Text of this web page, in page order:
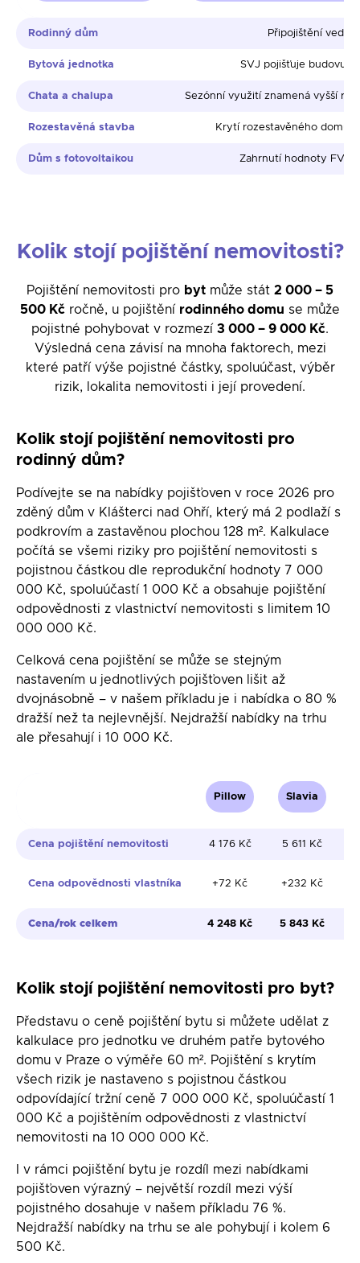
Rodinný dům Připojištění
Bytová jednotka SVJ pojišťuje budovu,
Chata a chalupa Sezónní využití znamená vyšší
Rozestavěná stavba Krytí rozestavěného domu i
Dům s fotovoltaikou Zahrnutí hodnoty FVE
Kolik stojí pojištění nemovitosti?
Pojištění nemovitosti pro byt může stát 2 000 – 5
500 Kč ročně, u pojištění rodinného domu se může
pojistné pohybovat v rozmezí 3 000 – 9 000 Kč.
Výsledná cena závisí na mnoha faktorech, mezi
které patří výše pojistné částky, spoluúčast, výběr
rizik, lokalita nemovitosti i její provedení.
Kolik stojí pojištění nemovitosti pro
rodinný dům?
Podívejte se na nabídky pojišťoven v roce 2026 pro
zděný dům v Klášterci nad Ohří, který má 2 podlaží s
podkrovím a zastavěnou plochou 128 m². Kalkulace
počítá se všemi riziky pro pojištění nemovitosti s
pojistnou částkou dle reprodukční hodnoty 7 000
000 Kč, spoluúčastí 1 000 Kč a obsahuje pojištění
odpovědnosti z vlastnictví nemovitosti s limitem 10
000 000 Kč.
Celková cena pojištění se může se stejným
nastavením u jednotlivých pojišťoven lišit až
dvojnásobně – v našem příkladu je i nabídka o 80 %
dražší než ta nejlevnější. Nejdražší nabídky na trhu
ale přesahují i 10 000 Kč.
Pillow Slavia
Cena pojištění nemovitosti 4 176 Kč 5 611 Kč
Cena odpovědnosti vlastníka +72 Kč +232 Kč
Cena/rok celkem 4 248 Kč 5 843 Kč
Kolik stojí pojištění nemovitosti pro byt?
Představu o ceně pojištění bytu si můžete udělat z
kalkulace pro jednotku ve druhém patře bytového
domu v Praze o výměře 60 m². Pojištění s krytím
všech rizik je nastaveno s pojistnou částkou
odpovídající tržní ceně 7 000 000 Kč, spoluúčastí 1
000 Kč a pojištěním odpovědnosti z vlastnictví
nemovitosti na 10 000 000 Kč.
I v rámci pojištění bytu je rozdíl mezi nabídkami
pojišťoven výrazný – největší rozdíl mezi výší
pojistného dosahuje v našem příkladu 76 %.
Nejdražší nabídky na trhu se ale pohybují i kolem 6
500 Kč.